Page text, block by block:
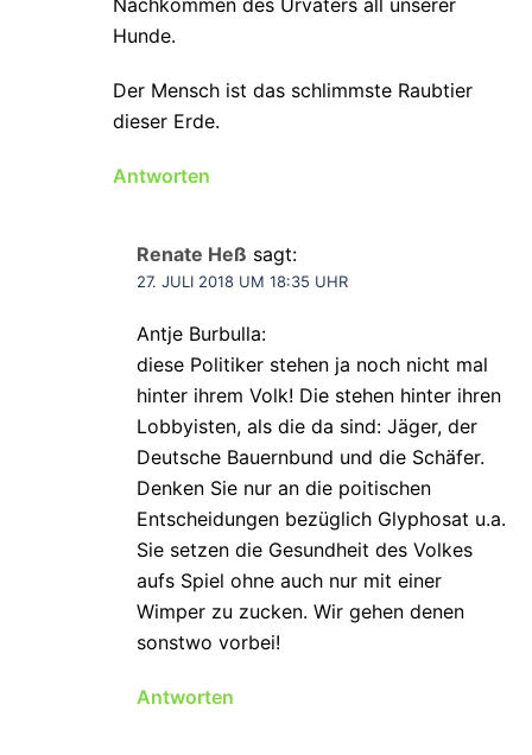
Nachkommen des Urvaters all unserer
Hunde.
Der Mensch ist das schlimmste Raubtier
dieser Erde.
Antworten
Renate Heß sagt:
27. JULI 2018 UM 18:35 UHR
Antje Burbulla:
diese Politiker stehen ja noch nicht mal
hinter ihrem Volk! Die stehen hinter ihren
Lobbyisten, als die da sind: Jäger, der
Deutsche Bauernbund und die Schäfer.
Denken Sie nur an die poitischen
Entscheidungen bezüglich Glyphosat u.a.
Sie setzen die Gesundheit des Volkes
aufs Spiel ohne auch nur mit einer
Wimper zu zucken. Wir gehen denen
sonstwo vorbei!
Antworten